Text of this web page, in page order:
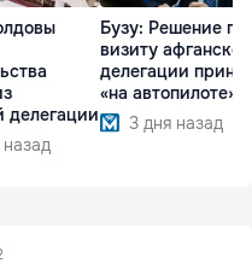
делегации
Бузу: Решение по
визиту афганской
делегации
«на автопилоте»
3 дня назад